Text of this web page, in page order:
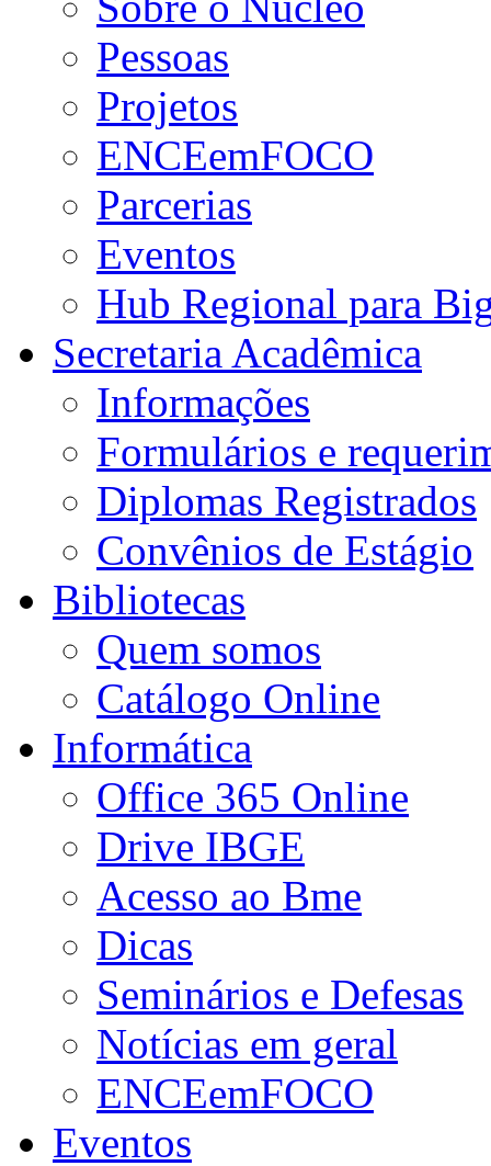
Pessoas
Projetos
ENCEemFOCO
Parcerias
Eventos
Hub Regional para
Secretaria Acadêmica
Informações
Formulários e
Diplomas Registrados
Convênios de Estágio
Bibliotecas
Quem somos
Catálogo Online
Informática
Office 365 Online
Drive IBGE
Acesso ao Bme
Dicas
Seminários e Defesas
Notícias em geral
ENCEemFOCO
Eventos